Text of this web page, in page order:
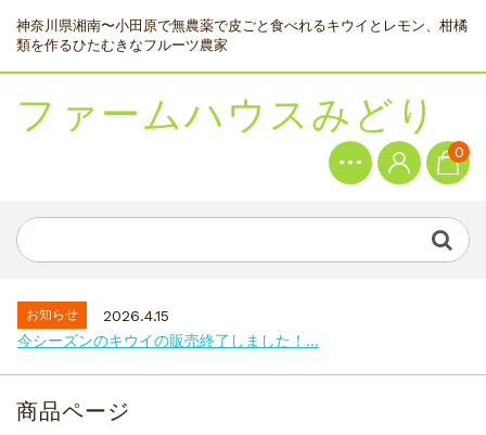
神奈川県湘南〜小田原で無農薬で皮ごと食べれるキウイとレモン、柑橘
類を作るひたむきなフルーツ農家
ファームハウスみどり 0
お知らせ
2026.4.15
今シーズンのキウイの販売終了しました！...
商品ページ